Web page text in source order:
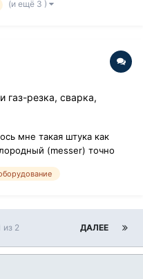
(и ещё 3 )
газ-резка, сварка,
мне такая штука как
(messer) точно
может кто видел
инфу
ДАЛЕЕ
из 2